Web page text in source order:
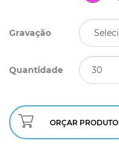
Gravação
Quantidade
ORÇAR PRODUTO